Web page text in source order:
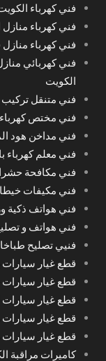
فني كهرباء الكويت
فني كهرباء منازل
فني كهرباء
فني كهربائي
الكويت
فني متنقل
فني مختص كهرباء
فني مداخن هود
فني معلم كهرباء
فني مكافحة
فني مكيفات خيطان
فني هواتف ذكية
فني هواتف و
فنيي تصليح
قطع غيار سيارات
قطع غيار
قطع غيار
قطع غيار
قطع غيار
كاميرات مراقبة الكويت